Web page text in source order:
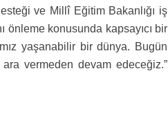
ve Millî Eğitim Bakanlığı iş
önleme konusunda kapsayıcı bir
yaşanabilir bir dünya. Bugün
vermeden devam edeceğiz.”